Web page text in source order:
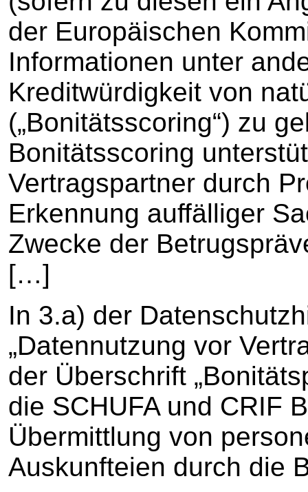
der Europäischen
Informationen unter
Kreditwürdigkeit von
(„Bonitätsscoring“) zu
Bonitätsscoring
Vertragspartner durch
Erkennung auffälliger
Zwecke der
[…]
In 3.a) der
„Datennutzung vor
der Überschrift
die SCHUFA und CRIF
Übermittlung von
Auskunfteien durch die